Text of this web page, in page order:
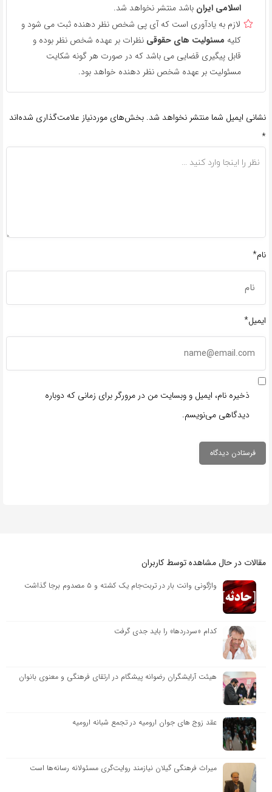
اسلامی ایران باشد منتشر نخواهد شد.
لازم به یادآوری است که آی پی شخص نظر دهنده ثبت می شود و
کلیه مسئولیت های حقوقی نظرات بر عهده شخص نظر بوده و
قابل پیگیری قضایی می باشد که در صورت هر گونه شکایت
مسئولیت بر عهده شخص نظر دهنده خواهد بود.
نشانی ایمیل شما منتشر نخواهد شد. بخش‌های موردنیاز علامت‌گذاری شده‌اند
*
نام*
ایمیل*
ذخیره نام، ایمیل و وبسایت من در مرورگر برای زمانی که دوباره
دیدگاهی می‌نویسم.
مقالات در حال مشاهده توسط کاربران
واژگونی وانت بار در تربت‌جام یک کشته و ۵ مصدوم برجا گذاشت
کدام «سردردها» را باید جدی گرفت
هیئت آرایشگران رضوانه پیشگام در ارتقای فرهنگی و معنوی بانوان
عقد زوج های جوان ارومیه در تجمع شبانه ارومیه
میراث فرهنگی گیلان نیازمند روایت‌گری مسئولانه رسانه‌ها است